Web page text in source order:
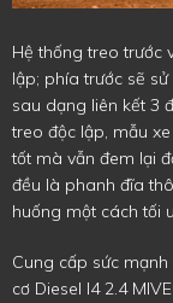
Hệ thống treo trước
lập; phía trước sẽ
sau dạng liên kết 3
treo độc lập, mẫu
tốt mà vẫn đem lại
đều là phanh đĩa
huống một cách tối
Cung cấp sức
cơ Diesel I4 2.4